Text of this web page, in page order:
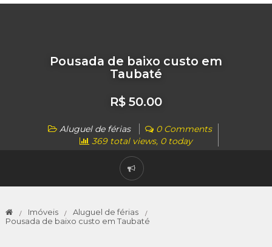
Pousada de baixo custo em
Taubaté
R$ 50.00
Aluguel de férias
0 Comments
369 total views, 0 today
Imóveis
Aluguel de férias
Pousada de baixo custo em Taubaté